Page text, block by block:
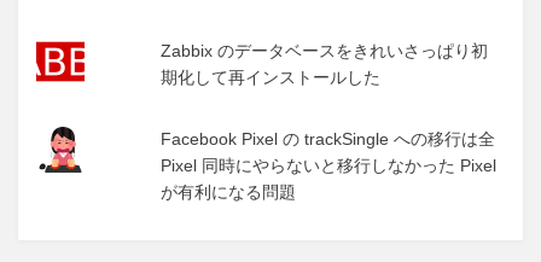
Zabbix のデータベースをきれいさっぱり初
期化して再インストールした
Facebook Pixel の trackSingle への移行は全
Pixel 同時にやらないと移行しなかった Pixel
が有利になる問題